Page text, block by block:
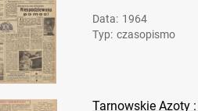
Robotniczego Zakładów
Feliksa Dzierżyńskiego. 1968, nr 2
Tarnowskie Azoty : Organ
Robotniczego Zakładów
Feliksa Dzierżyńskiego. 1968, nr 3
Data: 1964
Typ: czasopismo
Tarnowskie Azoty :